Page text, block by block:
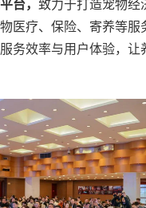
台， 致力于打造宠物经
医疗、保险、寄养等服
务效率与用户体验，让